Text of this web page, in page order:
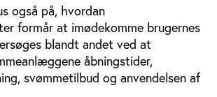
også på, hvordan
formår at imødekomme brugernes
blandt andet ved at
åbningstider,
svømmetilbud og anvendelsen af